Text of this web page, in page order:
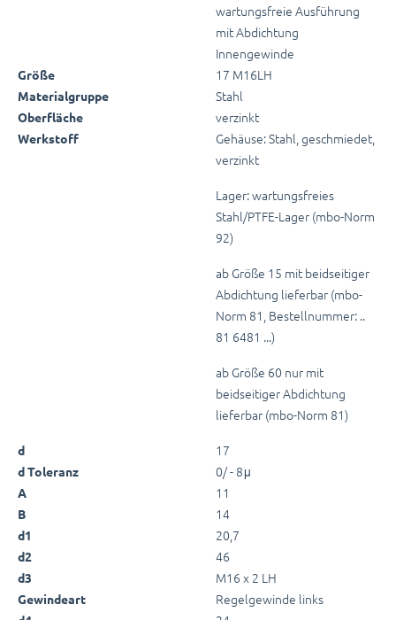
wartungsfreie Ausführung
mit Abdichtung
Innengewinde
Größe 17 M16LH
Materialgruppe Stahl
Oberfläche verzinkt
Werkstoff
Gehäuse: Stahl, geschmiedet,
verzinkt
Lager: wartungsfreies
Stahl/PTFE-Lager (mbo-Norm
92)
ab Größe 15 mit beidseitiger
Abdichtung lieferbar (mbo-
Norm 81, Bestellnummer: ..
81 6481 ...)
ab Größe 60 nur mit
beidseitiger Abdichtung
lieferbar (mbo-Norm 81)
d 17
d Toleranz 0/ - 8μ
A 11
B 14
d1 20,7
d2 46
d3 M16 x 2 LH
Gewindeart Regelgewinde links